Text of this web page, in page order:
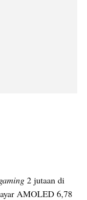
2 jutaan di
AMOLED 6,78